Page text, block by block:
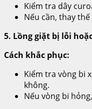
Kiểm tra dây
Nếu cần, thay
5. Lồng giặt bị lỗi
Cách khắc phục:
Kiểm tra vòng bi
không.
Nếu vòng bi